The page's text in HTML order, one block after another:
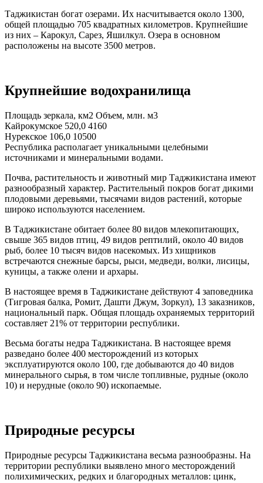
Таджикистан богат озерами. Их насчитывается около 1300,
общей площадью 705 квадратных километров. Крупнейшие
из них – Карокул, Сарез, Яшилкул. Озера в основном
расположены на высоте 3500 метров.
Крупнейшие водохранилища
Площадь зеркала, км2 Объем, млн. м3
Кайрокумское 520,0 4160
Нурекское 106,0 10500
Республика располагает уникальными целебными
источниками и минеральными водами.
Почва, растительность и животный мир Таджикистана имеют
разнообразный характер. Растительный покров богат дикими
плодовыми деревьями, тысячами видов растений, которые
широко используются населением.
В Таджикистане обитает более 80 видов млекопитающих,
свыше 365 видов птиц, 49 видов рептилий, около 40 видов
рыб, более 10 тысяч видов насекомых. Из хищников
встречаются снежные барсы, рыси, медведи, волки, лисицы,
куницы, а также олени и архары.
В настоящее время в Таджикистане действуют 4 заповедника
(Тигровая балка, Ромит, Дашти Джум, Зоркул), 13 заказников,
национальный парк. Общая площадь охраняемых территорий
составляет 21% от территории республики.
Весьма богаты недра Таджикистана. В настоящее время
разведано более 400 месторождений из которых
эксплуатируются около 100, где добываются до 40 видов
минерального сырья, в том числе топливные, рудные (около
10) и нерудные (около 90) ископаемые.
Природные ресурсы
Природные ресурсы Таджикистана весьма разнообразны. На
территории республики выявлено много месторождений
полихимических, редких и благородных металлов: цинк,